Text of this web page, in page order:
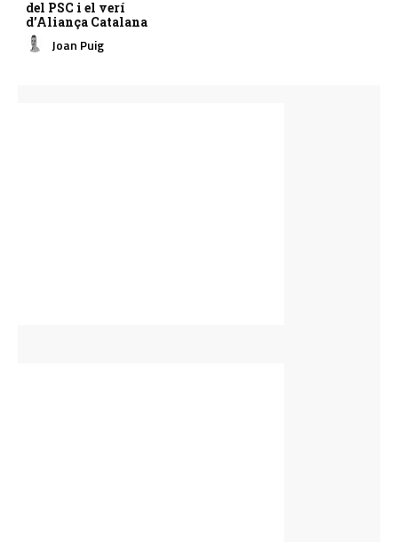
del PSC i el verí
d’Aliança Catalana
Joan Puig